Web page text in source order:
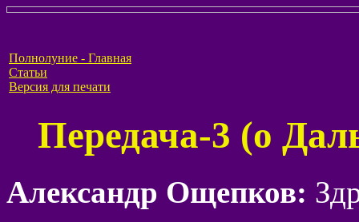
Полнолуние - Главная
Статьи
Версия для печати
Передача-3 (о
Александр Ощепков: